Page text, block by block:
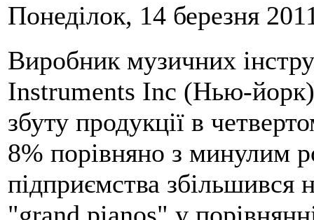
Понеділок, 14 березня
Виробник музичних
Instruments Inc (Нью-
збуту продукції в
8% порівняно з минулим
підприємства